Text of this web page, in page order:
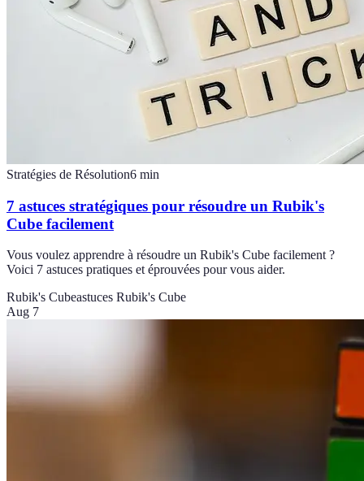
Stratégies de Résolution6 min
7 astuces stratégiques pour résoudre un Rubik's
Cube facilement
Vous voulez apprendre à résoudre un Rubik's Cube facilement ?
Voici 7 astuces pratiques et éprouvées pour vous aider.
Rubik's Cubeastuces Rubik's Cube
Aug 7